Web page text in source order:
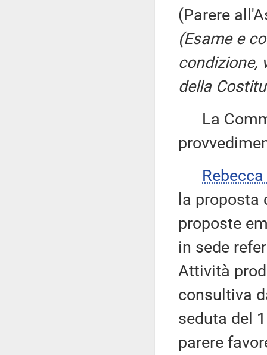
(Parere
(Esame e
condizione,
della
La
la
proposte
in sede
Attività
consultiva
seduta del
parere